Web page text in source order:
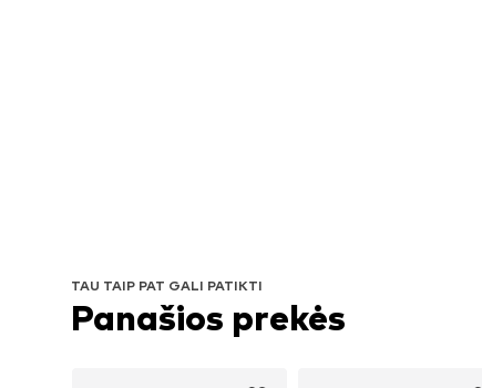
TAU TAIP PAT GALI PATIKTI
Panašios prekės